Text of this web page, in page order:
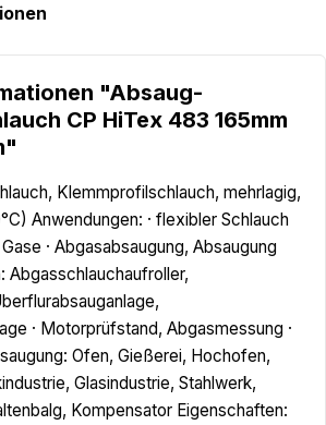
"Absaug-
CP HiTex 483 165mm
Klemmprofilschlauch, mehrlagig,
Anwendungen: · flexibler Schlauch
· Abgasabsaugung, Absaugung
Abgasschlauchaufroller,
· Motorprüfstand, Abgasmessung ·
Ofen, Gießerei, Hochofen,
Glasindustrie, Stahlwerk,
Kompensator Eigenschaften: